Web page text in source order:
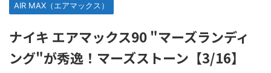
AIR MAX（エアマックス）
ナイキ エアマックス90 "マーズランディ
ング"が秀逸！マーズストーン【3/16】